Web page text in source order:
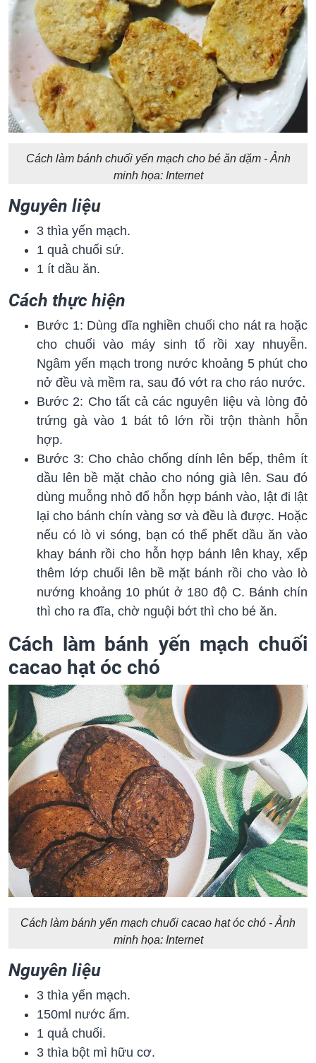
Cách làm bánh chuối yến mạch cho bé ăn dặm - Ảnh
minh họa: Internet
Nguyên liệu
3 thìa yến mạch.
1 quả chuối sứ.
1 ít dầu ăn.
Cách thực hiện
Bước 1: Dùng dĩa nghiền chuối cho nát ra hoặc
cho chuối vào máy sinh tố rồi xay nhuyễn.
Ngâm yến mạch trong nước khoảng 5 phút cho
nở đều và mềm ra, sau đó vớt ra cho ráo nước.
Bước 2: Cho tất cả các nguyên liệu và lòng đỏ
trứng gà vào 1 bát tô lớn rồi trộn thành hỗn
hợp.
Bước 3: Cho chảo chống dính lên bếp, thêm ít
dầu lên bề mặt chảo cho nóng già lên. Sau đó
dùng muỗng nhỏ đổ hỗn hợp bánh vào, lật đi lật
lại cho bánh chín vàng sơ và đều là được. Hoặc
nếu có lò vi sóng, bạn có thể phết dầu ăn vào
khay bánh rồi cho hỗn hợp bánh lên khay, xếp
thêm lớp chuối lên bề mặt bánh rồi cho vào lò
nướng khoảng 10 phút ở 180 độ C. Bánh chín
thì cho ra đĩa, chờ nguội bớt thì cho bé ăn.
Cách làm bánh yến mạch chuối
cacao hạt óc chó
Cách làm bánh yến mạch chuối cacao hạt óc chó - Ảnh
minh họa: Internet
Nguyên liệu
3 thìa yến mạch.
150ml nước ấm.
1 quả chuối.
3 thìa bột mì hữu cơ.